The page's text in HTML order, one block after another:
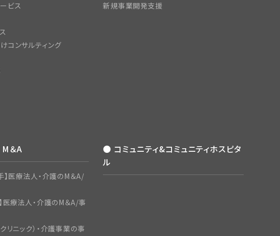
ビス
コンサルティング
新規事業開発支援
＆A
】医療法人・介護のM＆A/
医療法人・介護のM＆A/事
リニック）・介護事業の事
● コミュニティ&コミュニティホスピタ
ル